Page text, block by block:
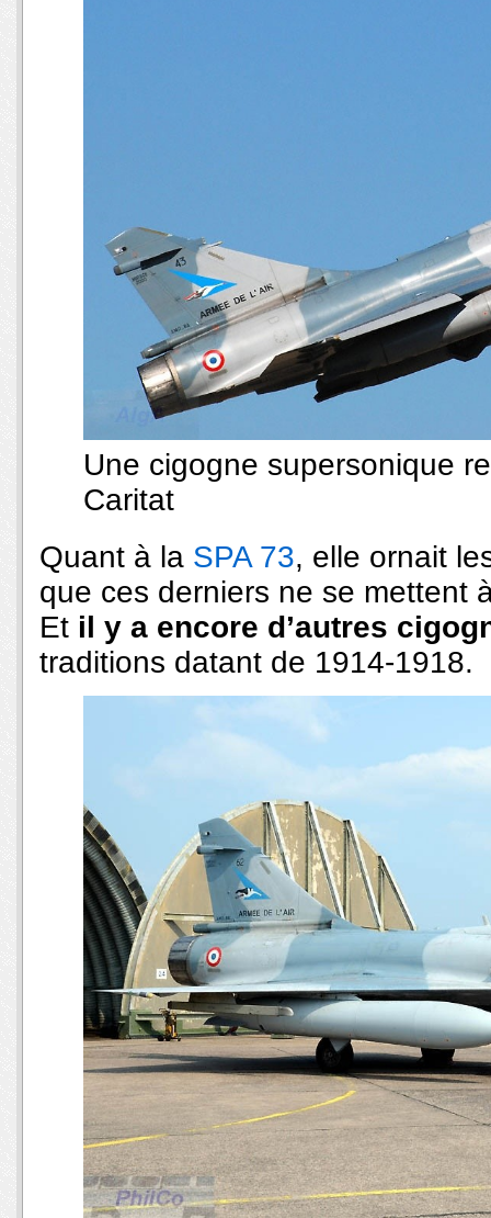
Une cigogne supersonique
Caritat
Quant à la SPA 73, elle ornait
que ces derniers ne se mettent
Et il y a encore d’autres
traditions datant de 1914-1918.